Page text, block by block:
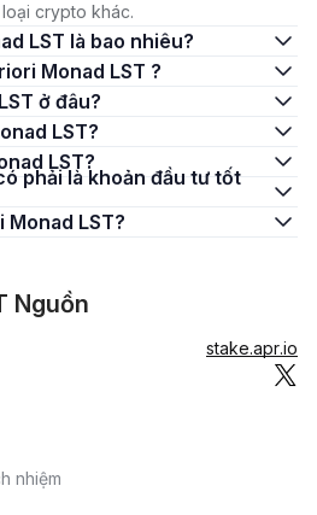
crypto khác.
LST là bao nhiêu?
Monad LST ?
ở đâu?
LST?
LST?
Monad LST?
Nguồn
stake.apr.io
nhiệm